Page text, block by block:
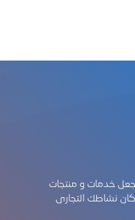
خدمات و منتجات
كان نشاطك التجارى